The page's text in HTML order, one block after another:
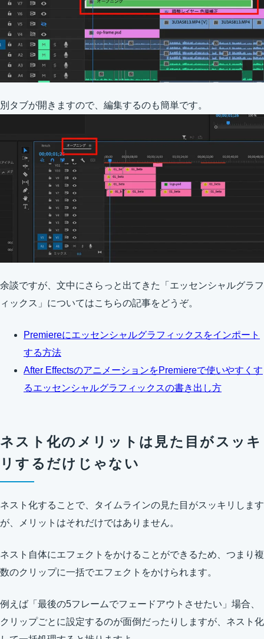
別タブが開きますので、編集するのも簡単です。
余談ですが、文中にさらっと出てきた「エッセンシャルグラフ
ィックス」についてはこちらの記事をどうぞ。
Premiereにエッセンシャルグラフィックスをインポート
する方法
After EffectsのアニメーションをPremiereで使いやすくす
るエッセンシャルグラフィックスの書き出し方
ネスト化のメリットは見た目がスッキ
リするだけじゃない
ネスト化することで、タイムラインの見た目がスッキリします
が、メリットはそれだけではありません。
ネスト自体にエフェクトをかけることができるため、つまり複
数のクリップに一括でエフェクトをかけられます。
例えば「最後の5フレームでフェードアウトさせたい」場合、
クリップごとに設定するのが面倒だったりしますが、ネスト化